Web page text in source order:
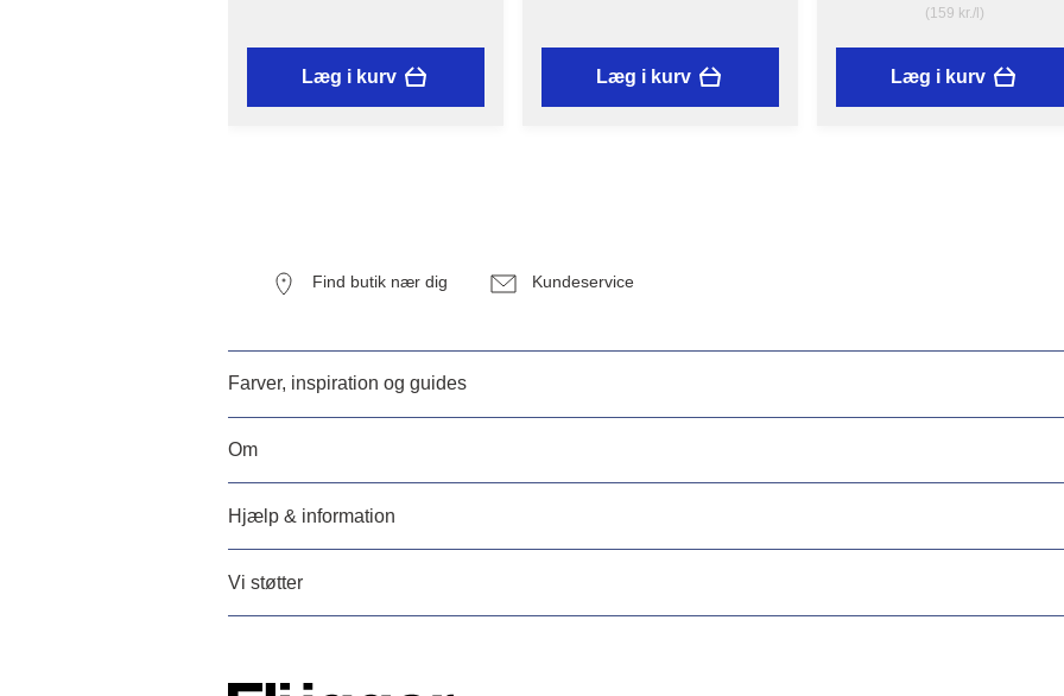
Læg i kurv Læg i kurv
(159 kr./l)
Læg i kurv
Find butik nær dig Kundeservice
Farver, inspiration og guides
Om
Hjælp & information
Vi støtter